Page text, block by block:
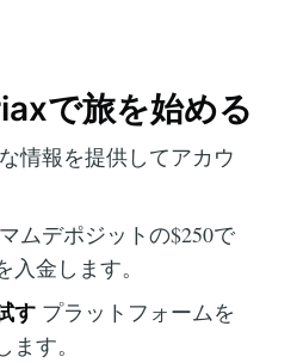
で旅を始める
情報を提供してアカウ
ムデポジットの$250で
金します。
すプラットフォームを
す。